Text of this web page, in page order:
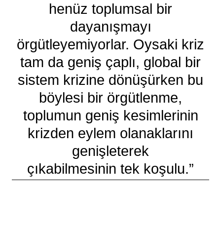
henüz toplumsal bir
dayanışmayı
örgütleyemiyorlar. Oysaki kriz
tam da geniş çaplı, global bir
sistem krizine dönüşürken bu
böylesi bir örgütlenme,
toplumun geniş kesimlerinin
krizden eylem olanaklarını
genişleterek
çıkabilmesinin tek koşulu.”